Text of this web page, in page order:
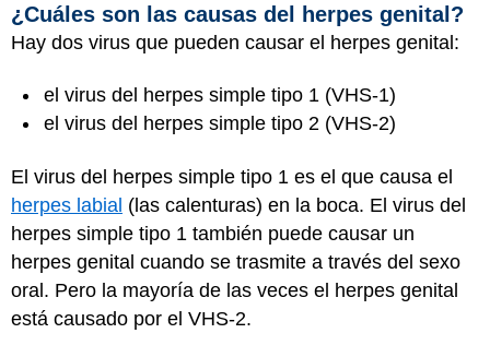
¿Cuáles son las causas del herpes genital?
Hay dos virus que pueden causar el herpes genital:
el virus del herpes simple tipo 1 (VHS-1)
el virus del herpes simple tipo 2 (VHS-2)
El virus del herpes simple tipo 1 es el que causa el
herpes labial (las calenturas) en la boca. El virus del
herpes simple tipo 1 también puede causar un
herpes genital cuando se trasmite a través del sexo
oral. Pero la mayoría de las veces el herpes genital
está causado por el VHS-2.